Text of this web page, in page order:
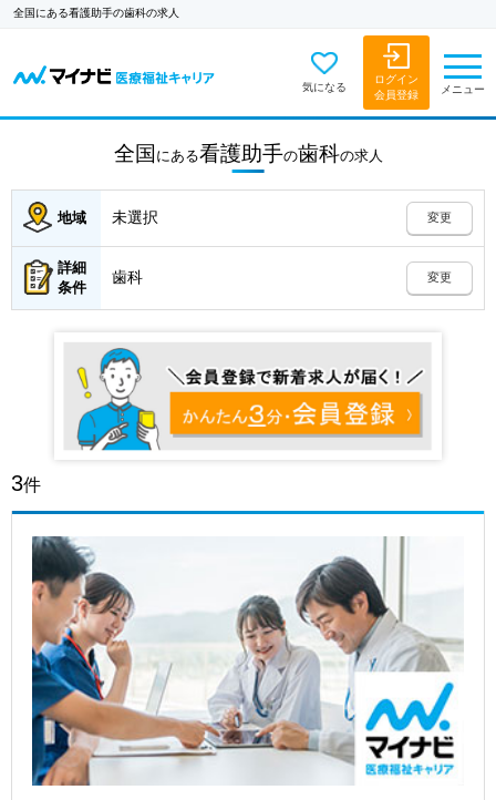
全国にある看護助手の歯科の求人
気になる
ログイン
会員登録
メニュー
全国 にある看護助手の歯科の求人
地域 未選択 変更
詳細
条件
歯科 変更
3件